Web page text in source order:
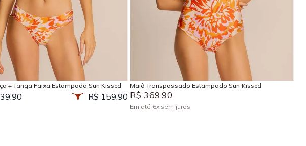
Adicionar na sacola
+ Tanga Faixa Estampada Sun Kissed
R$ 159,90
M G GG
Adicionar na sacola
Maiô Transpassado Estampado Sun Kissed
R$ 369 ,90
Em até 6x sem juros